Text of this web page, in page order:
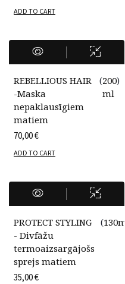
ADD TO CART
REBELLIOUS HAIR
-Maska
nepaklausīgiem
matiem
(200
ml
)
70,00€
ADD TO CART
PROTECT STYLING
- Divfāžu
termoaizsargājošs
sprejs matiem
(130ml
35,00€